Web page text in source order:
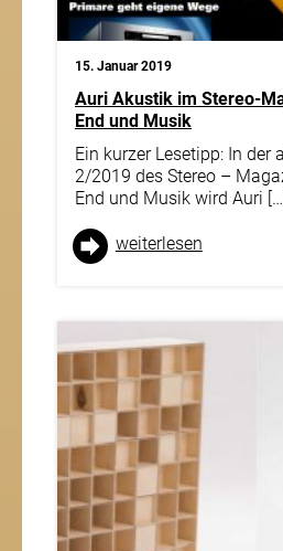
15. Januar 2019
Auri Akustik im Stereo-
End und Musik
Ein kurzer Lesetipp: In der
2/2019 des Stereo –
End und Musik wird Auri
weiter­lesen